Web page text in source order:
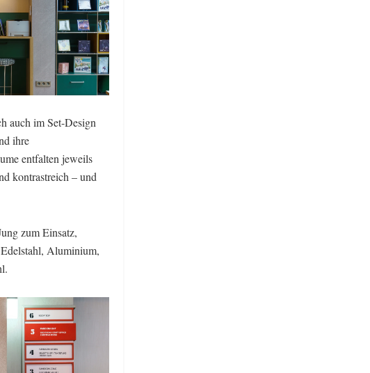
auch im Set-Design
ihre
entfalten jeweils
kontrastreich – und
zum Einsatz,
Aluminium,